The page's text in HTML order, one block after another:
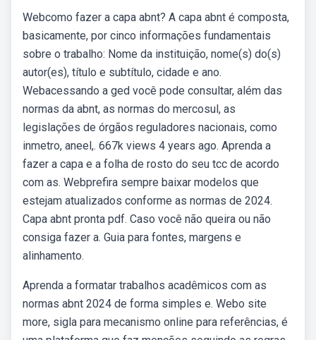
Webcomo fazer a capa abnt? A capa abnt é composta,
basicamente, por cinco informações fundamentais
sobre o trabalho: Nome da instituição, nome(s) do(s)
autor(es), título e subtítulo, cidade e ano.
Webacessando a ged você pode consultar, além das
normas da abnt, as normas do mercosul, as
legislações de órgãos reguladores nacionais, como
inmetro, aneel,. 667k views 4 years ago. Aprenda a
fazer a capa e a folha de rosto do seu tcc de acordo
com as. Webprefira sempre baixar modelos que
estejam atualizados conforme as normas de 2024.
Capa abnt pronta pdf. Caso você não queira ou não
consiga fazer a. Guia para fontes, margens e
alinhamento.
Aprenda a formatar trabalhos acadêmicos com as
normas abnt 2024 de forma simples e. Webo site
more, sigla para mecanismo online para referências, é